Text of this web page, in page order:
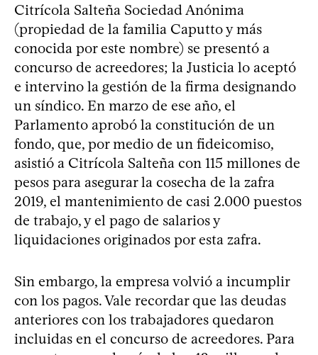
Citrícola Salteña Sociedad Anónima
(propiedad de la familia Caputto y más
conocida por este nombre) se presentó a
concurso de acreedores; la Justicia lo aceptó
e intervino la gestión de la firma designando
un síndico. En marzo de ese año, el
Parlamento aprobó la constitución de un
fondo, que, por medio de un fideicomiso,
asistió a Citrícola Salteña con 115 millones de
pesos para asegurar la cosecha de la zafra
2019, el mantenimiento de casi 2.000 puestos
de trabajo, y el pago de salarios y
liquidaciones originados por esta zafra.
Sin embargo, la empresa volvió a incumplir
con los pagos. Vale recordar que las deudas
anteriores con los trabajadores quedaron
incluidas en el concurso de acreedores. Para